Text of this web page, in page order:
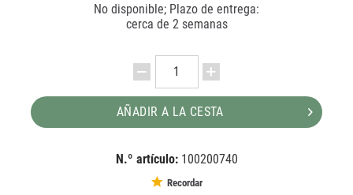
No disponible; Plazo de entrega:
cerca de 2 semanas
AÑADIR A LA CESTA
N.º artículo: 100200740
Recordar